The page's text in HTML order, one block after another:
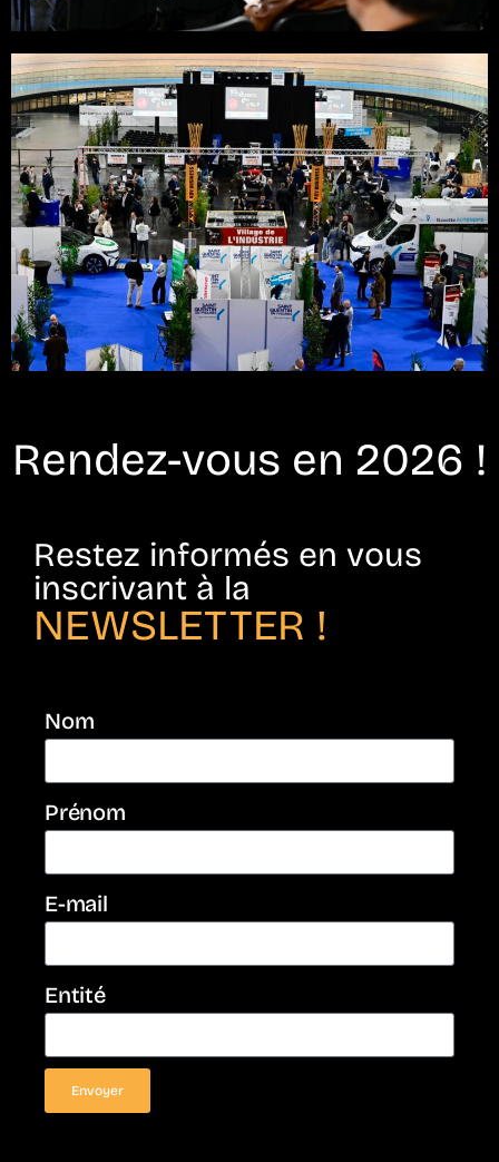
Rendez-vous en 2026 !
Restez informés en vous
inscrivant à la
NEWSLETTER !
Nom
Prénom
E-mail
Entité
Envoyer